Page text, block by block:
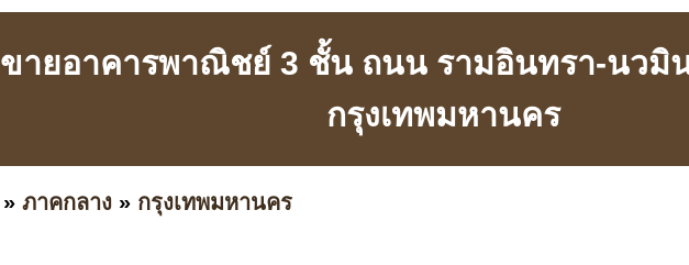
ขายอาคารพาณิชย์ 3 ชั้น ถนน รามอินทรา-นวมิ
กรุงเทพมหานคร
» ภาคกลาง » กรุงเทพมหานคร